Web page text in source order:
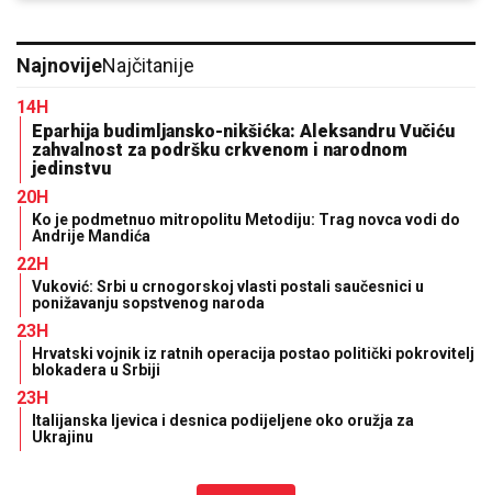
NajnovijeNajčitanije
14H
Eparhija budimljansko-nikšićka: Aleksandru Vučiću
zahvalnost za podršku crkvenom i narodnom
jedinstvu
20H
Ko je podmetnuo mitropolitu Metodiju: Trag novca vodi do
Andrije Mandića
22H
Vuković: Srbi u crnogorskoj vlasti postali saučesnici u
ponižavanju sopstvenog naroda
23H
Hrvatski vojnik iz ratnih operacija postao politički pokrovitelj
blokadera u Srbiji
23H
Italijanska ljevica i desnica podijeljene oko oružja za
Ukrajinu